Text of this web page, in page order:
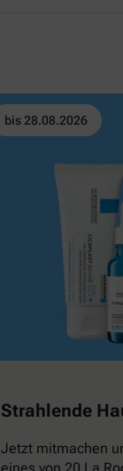
bis 28.08.2026
Strahlende
Jetzt mitmachen